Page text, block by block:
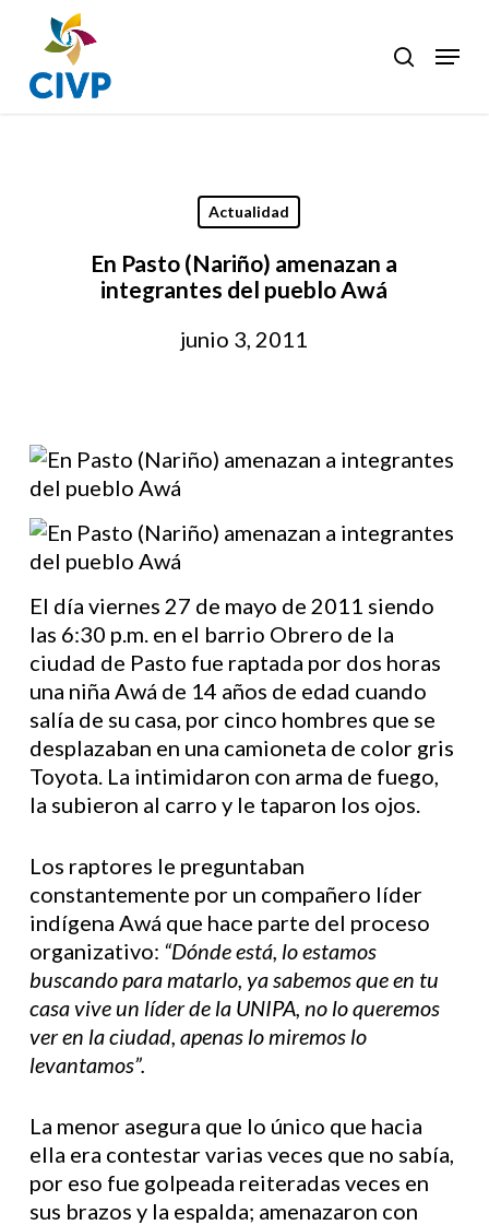
main
content
search
Menu
Actualidad
En Pasto (Nariño) amenazan a
integrantes del pueblo Awá
junio 3, 2011
El día viernes 27 de mayo de 2011 siendo
las 6:30 p.m. en el barrio Obrero de la
ciudad de Pasto fue raptada por dos horas
una niña Awá de 14 años de edad cuando
salía de su casa, por cinco hombres que se
desplazaban en una camioneta de color gris
Toyota. La intimidaron con arma de fuego,
la subieron al carro y le taparon los ojos.
Los raptores le preguntaban
constantemente por un compañero líder
indígena Awá que hace parte del proceso
organizativo: “Dónde está, lo estamos
buscando para matarlo, ya sabemos que en tu
casa vive un líder de la UNIPA, no lo queremos
ver en la ciudad, apenas lo miremos lo
levantamos”.
La menor asegura que lo único que hacia
ella era contestar varias veces que no sabía,
por eso fue golpeada reiteradas veces en
sus brazos y la espalda; amenazaron con
Close